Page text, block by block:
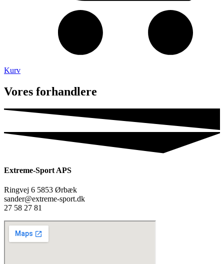
Kurv
Vores forhandlere
Extreme-Sport APS
Ringvej 6 5853 Ørbæk
sander@extreme-sport.dk
27 58 27 81